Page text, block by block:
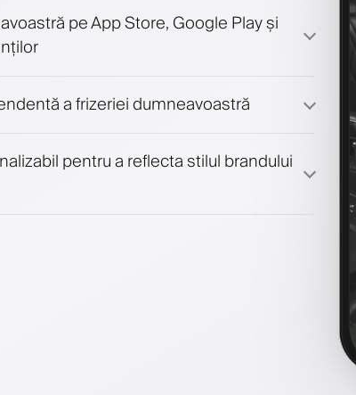
de securitate
de înfrumusețare
pe App Store, Google Play și
a frizeriei dumneavoastră
pentru a reflecta stilul brandului